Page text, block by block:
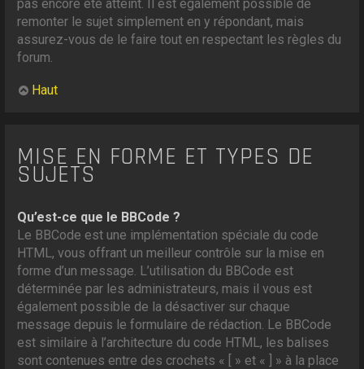
pas encore été atteint. Il est également possible de
remonter le sujet simplement en y répondant, mais
assurez-vous de le faire tout en respectant les règles du
forum.
Haut
MISE EN FORME ET TYPES DE
SUJETS
Qu’est-ce que le BBCode ?
Le BBCode est une implémentation spéciale du code
HTML, vous offrant un meilleur contrôle sur la mise en
forme d’un message. L’utilisation du BBCode est
déterminée par les administrateurs, mais il vous est
également possible de la désactiver sur chaque
message depuis le formulaire de rédaction. Le BBCode
est similaire à l’architecture du code HTML, les balises
sont contenues entre des crochets « [ » et « ] » à la place